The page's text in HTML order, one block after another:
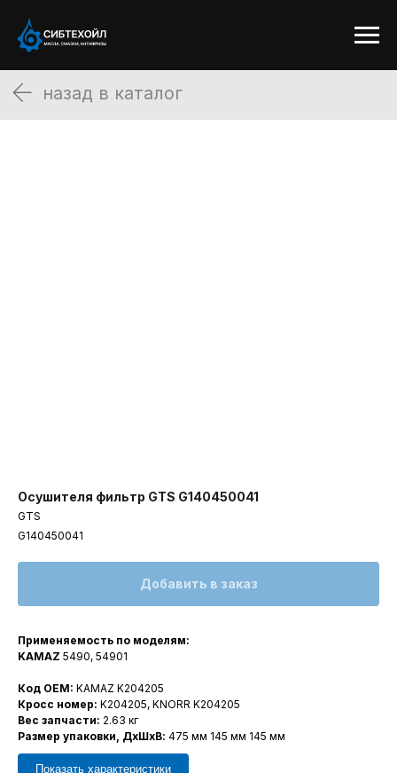
назад в каталог
Осушителя фильтр GTS G140450041
GTS
G140450041
Добавить в заказ
Применяемость по моделям:
KAMAZ 5490, 54901
Код OEM: KAMAZ K204205
Кросс номер: K204205, KNORR K204205
Вес запчасти: 2.63 кг
Размер упаковки, ДxШxВ: 475 мм 145 мм 145 мм
Показать характеристики